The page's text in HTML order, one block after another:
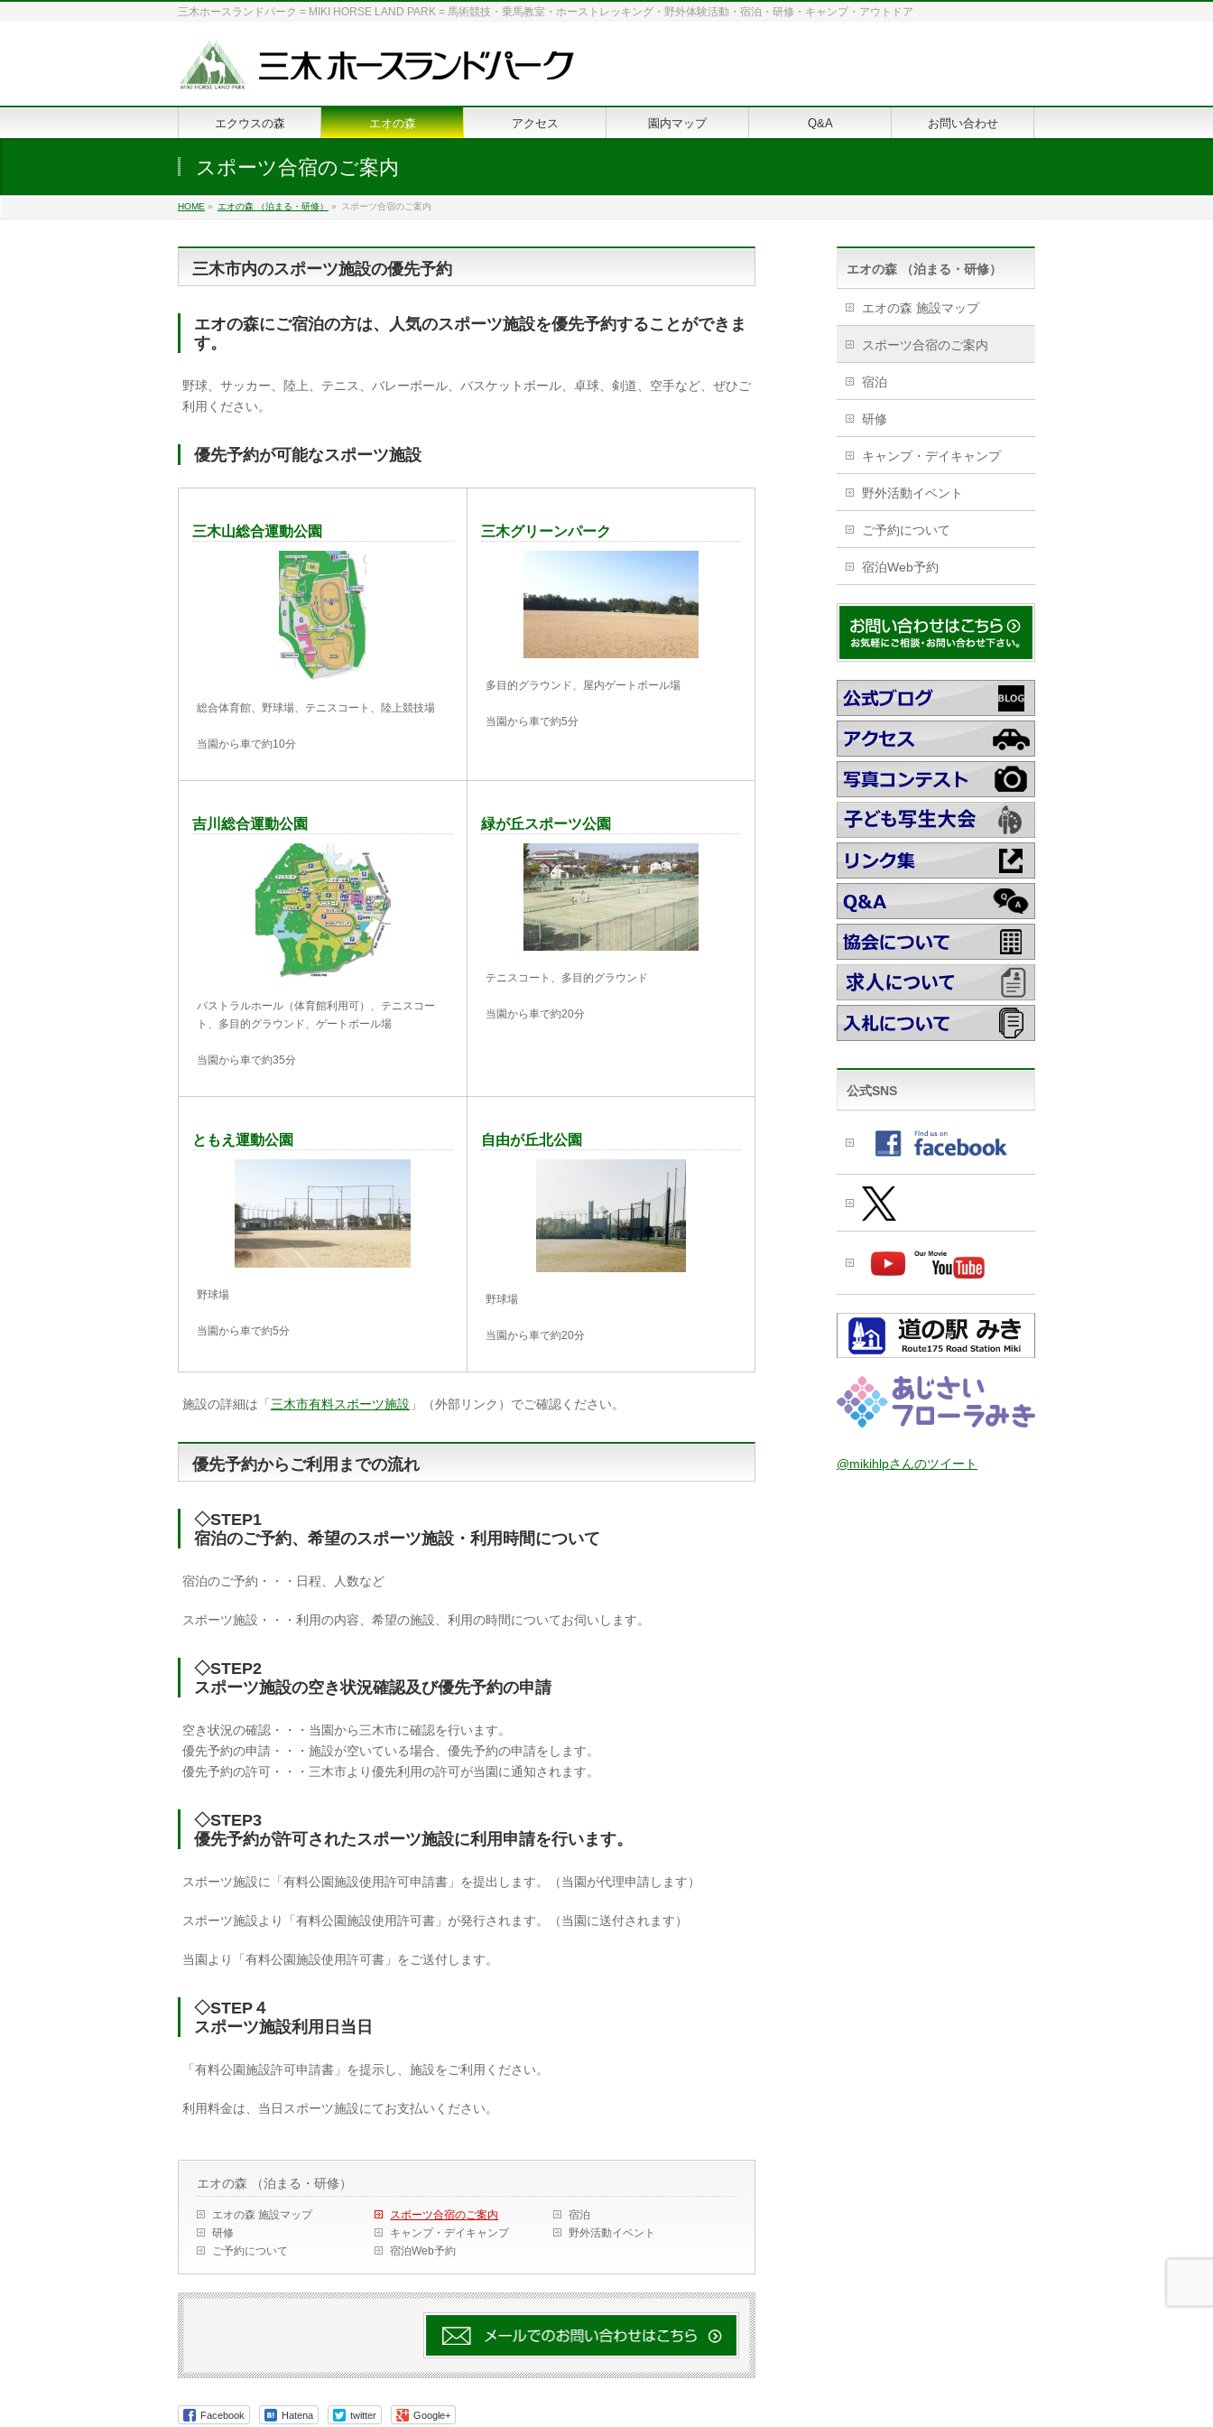
三木ホースランドパーク = MIKI HORSE LAND PARK = 馬術競技・乗馬教室・ホーストレッキング・野外体験活動・宿泊・研修・キャンプ・アウトドア
エクウスの森 エオの森 アクセス 園内マップ Q&A お問い合わせ
スポーツ合宿のご案内
HOME » エオの森 （泊まる・研修） » スポーツ合宿のご案内
三木市内のスポーツ施設の優先予約
エオの森にご宿泊の方は、人気のスポーツ施設を優先予約することができま
す。
野球、サッカー、陸上、テニス、バレーボール、バスケットボール、卓球、剣道、空手など、ぜひご
利用ください。
優先予約が可能なスポーツ施設
三木山総合運動公園
総合体育館、野球場、テニスコート、陸上競技場
当園から車で約10分
三木グリーンパーク
多目的グラウンド、屋内ゲートボール場
当園から車で約5分
吉川総合運動公園
パストラルホール（体育館利用可）、テニスコー
ト、多目的グラウンド、ゲートボール場
当園から車で約35分
緑が丘スポーツ公園
テニスコート、多目的グラウンド
当園から車で約20分
ともえ運動公園
野球場
当園から車で約5分
自由が丘北公園
野球場
当園から車で約20分
施設の詳細は「 三木市有料スポーツ施設 」（外部リンク）でご確認ください。
優先予約からご利用までの流れ
◇STEP1
宿泊のご予約、希望のスポーツ施設・利用時間について
宿泊のご予約・・・日程、人数など
スポーツ施設・・・利用の内容、希望の施設、利用の時間についてお伺いします。
◇STEP2
スポーツ施設の空き状況確認及び優先予約の申請
空き状況の確認・・・当園から三木市に確認を行います。
優先予約の申請・・・施設が空いている場合、優先予約の申請をします。
優先予約の許可・・・三木市より優先利用の許可が当園に通知されます。
◇STEP3
優先予約が許可されたスポーツ施設に利用申請を行います。
スポーツ施設に「有料公園施設使用許可申請書」を提出します。（当園が代理申請します）
スポーツ施設より「有料公園施設使用許可書」が発行されます。（当園に送付されます）
当園より「有料公園施設使用許可書」をご送付します。
◇STEP４
スポーツ施設利用日当日
「有料公園施設許可申請書」を提示し、施設をご利用ください。
利用料金は、当日スポーツ施設にてお支払いください。
エオの森 （泊まる・研修）
エオの森 施設マップ スポーツ合宿のご案内
宿泊
研修
キャンプ・デイキャンプ
野外活動イベント
ご予約について
宿泊Web予約
Facebook Hatena twitter Google+
エオの森 （泊まる・研修）
エオの森 施設マップ
スポーツ合宿のご案内
宿泊
研修
キャンプ・デイキャンプ
野外活動イベント
ご予約について
宿泊Web予約
公式SNS
@mikihlpさんのツイート